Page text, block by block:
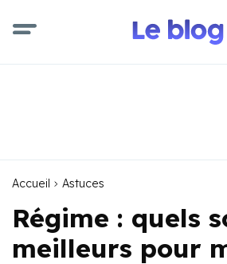
Accueil Astuces
Régime : quels
meilleurs pour